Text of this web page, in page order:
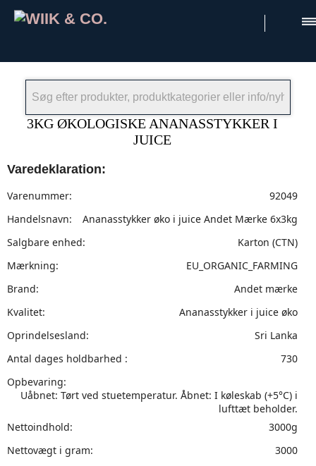
3KG ØKOLOGISKE ANANASSTYKKER I
JUICE
Varedeklaration:
Varenummer:
92049
Handelsnavn:
Ananasstykker øko i juice Andet Mærke 6x3kg
Salgbare enhed:
Karton (CTN)
Mærkning:
EU_ORGANIC_FARMING
Brand:
Andet mærke
Kvalitet:
Ananasstykker i juice øko
Oprindelsesland:
Sri Lanka
Antal dages holdbarhed :
730
Opbevaring:
Uåbnet: Tørt ved stuetemperatur. Åbnet: I køleskab (+5°C) i
lufttæt beholder.
Nettoindhold:
3000g
Nettovægt i gram:
3000